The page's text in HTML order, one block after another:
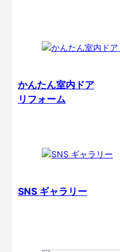
かんたん室内ドア
リフォーム
SNS ギャラリー